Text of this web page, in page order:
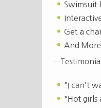
Swimsuit
Get a
And
--
"I can't
"Hot girls